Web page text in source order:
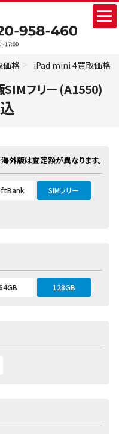
価格 iPad mini 4買取価格
フリー (A1550)
外版は査定額が異なります。
SIMフリー
128GB